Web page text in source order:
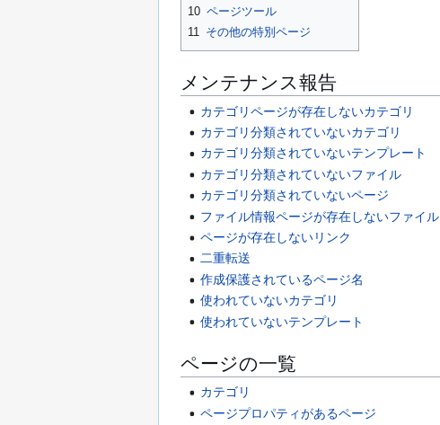
10 ページツール
11
その他の特別ページ
メンテナンス報告
カテゴリページが存在しないカテゴリ
カテゴリ分類されていないカテゴリ
カテゴリ分類されていないテンプレート
カテゴリ分類されていないファイル
カテゴリ分類されていないページ
ファイル情報ページが存在しないファイル
ページが存在しないリンク
二重転送
作成保護されているページ名
使われていないカテゴリ
使われていないテンプレート
ページの一覧
カテゴリ
ページプロパティがあるページ